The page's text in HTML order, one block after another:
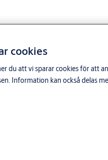
cookies
du att vi sparar cookies för att
Information kan också delas